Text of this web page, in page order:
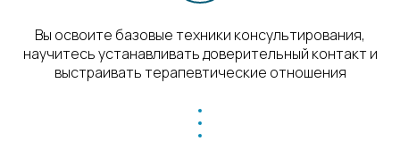
Вы освоите базовые техники консультирования,
научитесь устанавливать доверительный контакт и
выстраивать терапевтические отношения